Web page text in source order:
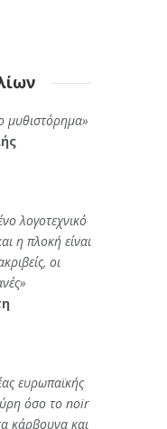
μυθιστόρημα»
λογοτεχνικό
η πλοκή είναι
οι
ευρωπαϊκής
όσο το noir
κάρβουνα και